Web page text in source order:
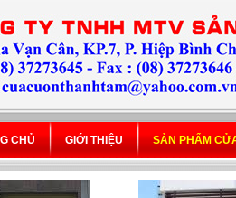
CHỦ GIỚI THIỆU SẢN PHẨM